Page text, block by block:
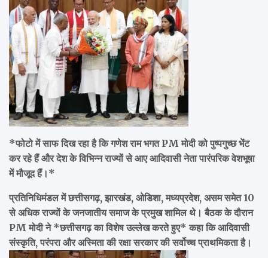
*फोटो में साफ दिख रहा है कि गणेश राम भगत PM मोदी को पुष्पगुच्छ भेंट
कर रहे हैं और देश के विभिन्न राज्यों से आए आदिवासी नेता पारंपरिक वेशभूषा
में मौजूद हैं।*
प्रतिनिधिमंडल में छत्तीसगढ़, झारखंड, ओडिशा, मध्यप्रदेश, असम समेत 10
से अधिक राज्यों के जनजातीय समाज के प्रमुख शामिल थे। बैठक के दौरान
PM मोदी ने *छत्तीसगढ़ का विशेष उल्लेख करते हुए* कहा कि आदिवासी
संस्कृति, परंपरा और अस्मिता की रक्षा सरकार की सर्वोच्च प्राथमिकता है।